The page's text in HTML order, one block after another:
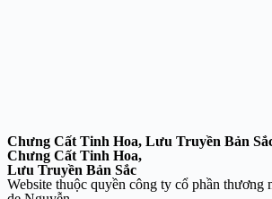
Chưng Cất Tinh Hoa, Lưu Truyền Bản
Chưng Cất Tinh Hoa,
Lưu Truyền Bản Sắc
Website thuộc quyền công ty cổ phần thương